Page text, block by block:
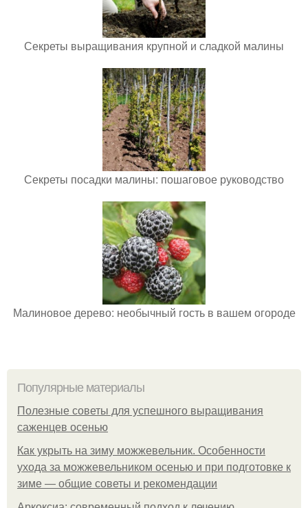
Секреты выращивания крупной и сладкой малины
Секреты посадки малины: пошаговое руководство
Малиновое дерево: необычный гость в вашем огороде
Популярные материалы
Полезные советы для успешного выращивания
саженцев осенью
Как укрыть на зиму можжевельник. Особенности
ухода за можжевельником осенью и при подготовке к
зиме — общие советы и рекомендации